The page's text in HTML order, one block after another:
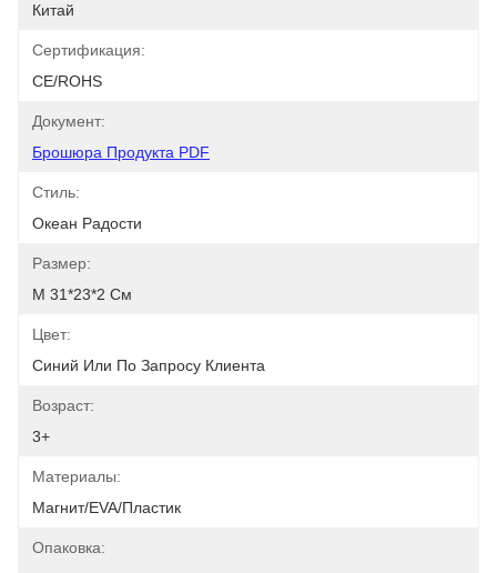
Китай
Сертификация:
CE/ROHS
Документ:
Брошюра Продукта PDF
Стиль:
Океан Радости
Размер:
M 31*23*2 См
Цвет:
Синий Или По Запросу Клиента
Возраст:
3+
Материалы:
Магнит/EVA/пластик
Опаковка: